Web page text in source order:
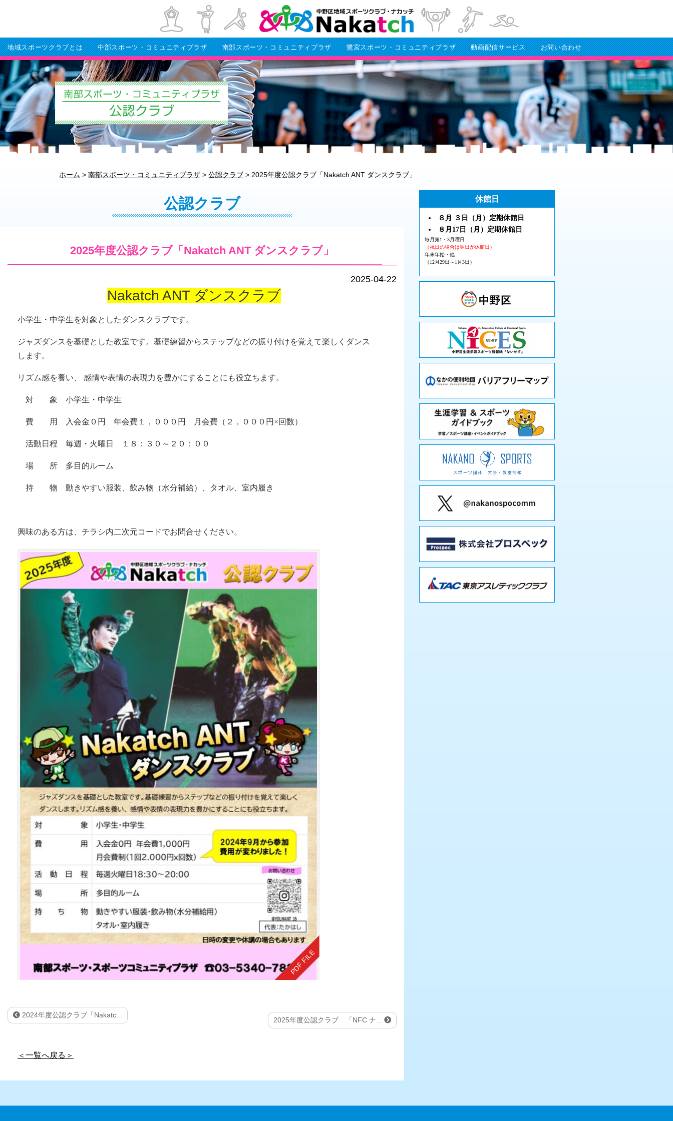
地域スポーツクラブとは 中部スポーツ・コミュニティプラザ 南部スポーツ・コミュニティプラザ 鷺宮スポーツ・コミュニティプラザ 動画配信サービス お問い合わせ
ホーム > 南部スポーツ・コミュニティプラザ > 公認クラブ > 2025年度公認クラブ「Nakatch ANT ダンスクラブ」
公認クラブ
2025年度公認クラブ「Nakatch ANT ダンスクラブ」
2025-04-22
Nakatch ANT ダンスクラブ
小学生・中学生を対象としたダンスクラブです。
ジャズダンスを基礎とした教室です。基礎練習からステップなどの振り付けを覚えて楽しくダンス
します。
リズム感を養い、 感情や表情の表現力を豊かにすることにも役立ちます。
対 象 小学生・中学生
費 用 入会金０円 年会費１，０００円 月会費（２，０００円×回数）
活動日程 毎週・火曜日 １８：３０～２０：００
場 所 多目的ルーム
持 物 動きやすい服装、飲み物（水分補給）、タオル、室内履き
興味のある方は、チラシ内二次元コードでお問合せください。
2024年度公認クラブ「Nakatc...
2025年度公認クラブ 「NFC ナ...
＜一覧へ戻る＞
休館日
８月 ３ 日（月 ） 定期休館日
８月17日（月 ）定期休館日
毎月第1・3月曜日
（祝日の場合は翌日が休館日）
年末年始・他
（12月29日～1月3日）